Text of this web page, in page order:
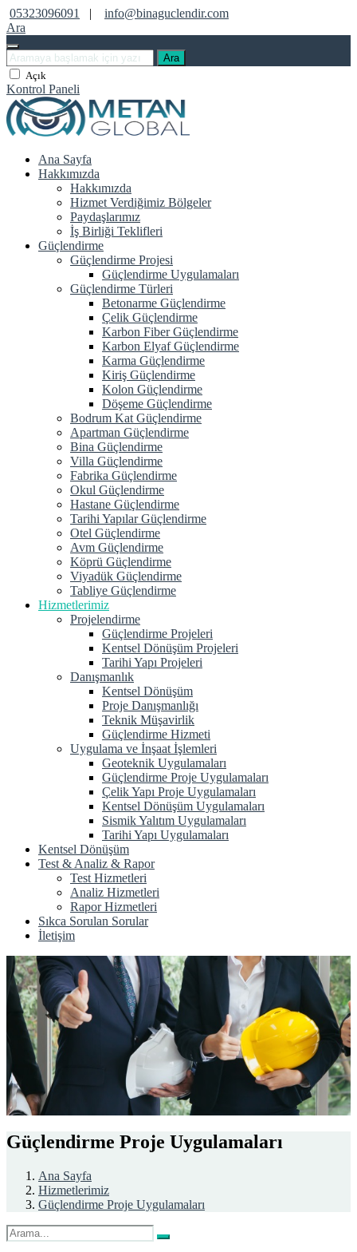
05323096091 |
info@binaguclendir.com
Ara
Ara
Açık
Kontrol Paneli
Ana Sayfa
Hakkımızda
Hakkımızda
Hizmet Verdiğimiz Bölgeler
Paydaşlarımız
İş Birliği Teklifleri
Güçlendirme
Güçlendirme Projesi
Güçlendirme Uygulamaları
Güçlendirme Türleri
Betonarme Güçlendirme
Çelik Güçlendirme
Karbon Fiber Güçlendirme
Karbon Elyaf Güçlendirme
Karma Güçlendirme
Kiriş Güçlendirme
Kolon Güçlendirme
Döşeme Güçlendirme
Bodrum Kat Güçlendirme
Apartman Güçlendirme
Bina Güçlendirme
Villa Güçlendirme
Fabrika Güçlendirme
Okul Güçlendirme
Hastane Güçlendirme
Tarihi Yapılar Güçlendirme
Otel Güçlendirme
Avm Güçlendirme
Köprü Güçlendirme
Viyadük Güçlendirme
Tabliye Güçlendirme
Hizmetlerimiz
Projelendirme
Güçlendirme Projeleri
Kentsel Dönüşüm Projeleri
Tarihi Yapı Projeleri
Danışmanlık
Kentsel Dönüşüm
Proje Danışmanlığı
Teknik Müşavirlik
Güçlendirme Hizmeti
Uygulama ve İnşaat İşlemleri
Geoteknik Uygulamaları
Güçlendirme Proje Uygulamaları
Çelik Yapı Proje Uygulamaları
Kentsel Dönüşüm Uygulamaları
Sismik Yalıtım Uygulamaları
Tarihi Yapı Uygulamaları
Kentsel Dönüşüm
Test & Analiz & Rapor
Test Hizmetleri
Analiz Hizmetleri
Rapor Hizmetleri
Sıkca Sorulan Sorular
İletişim
Güçlendirme Proje Uygulamaları
Ana Sayfa
Hizmetlerimiz
Güçlendirme Proje Uygulamaları